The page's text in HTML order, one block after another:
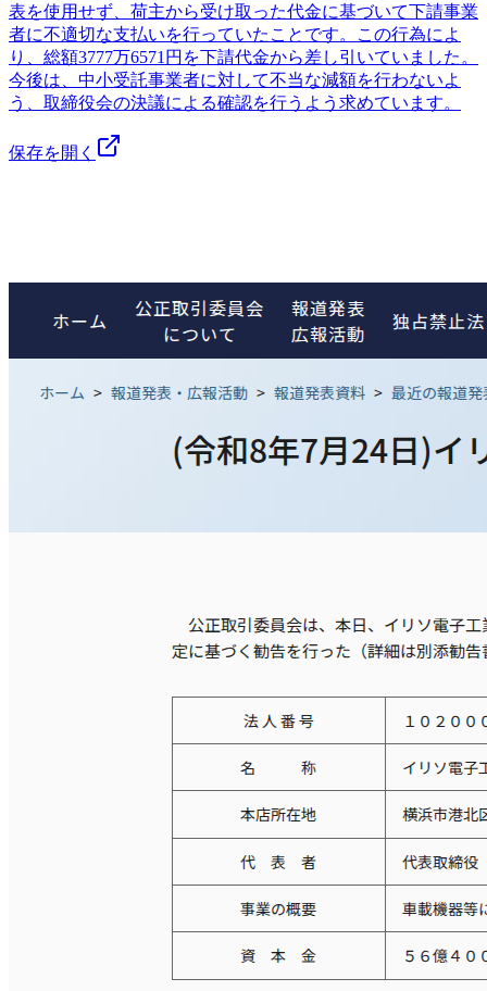
表を使用せず、荷主から受け取った代金に基づいて下請事業
者に不適切な支払いを行っていたことです。この行為によ
り、総額3777万6571円を下請代金から差し引いていました。
今後は、中小受託事業者に対して不当な減額を行わないよ
う、取締役会の決議による確認を行うよう求めています。
保存を開く